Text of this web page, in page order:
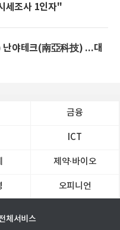
세조사 1인자"
난야테크(南亞科技) ...대
금융
ICT
제약∙바이오
오피니언
체서비스